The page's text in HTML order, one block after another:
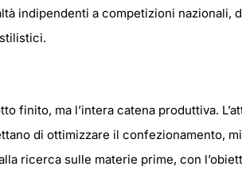
indipendenti a competizioni nazionali,
finito, ma l’intera catena produttiva.
di ottimizzare il confezionamento,
ricerca sulle materie prime, con